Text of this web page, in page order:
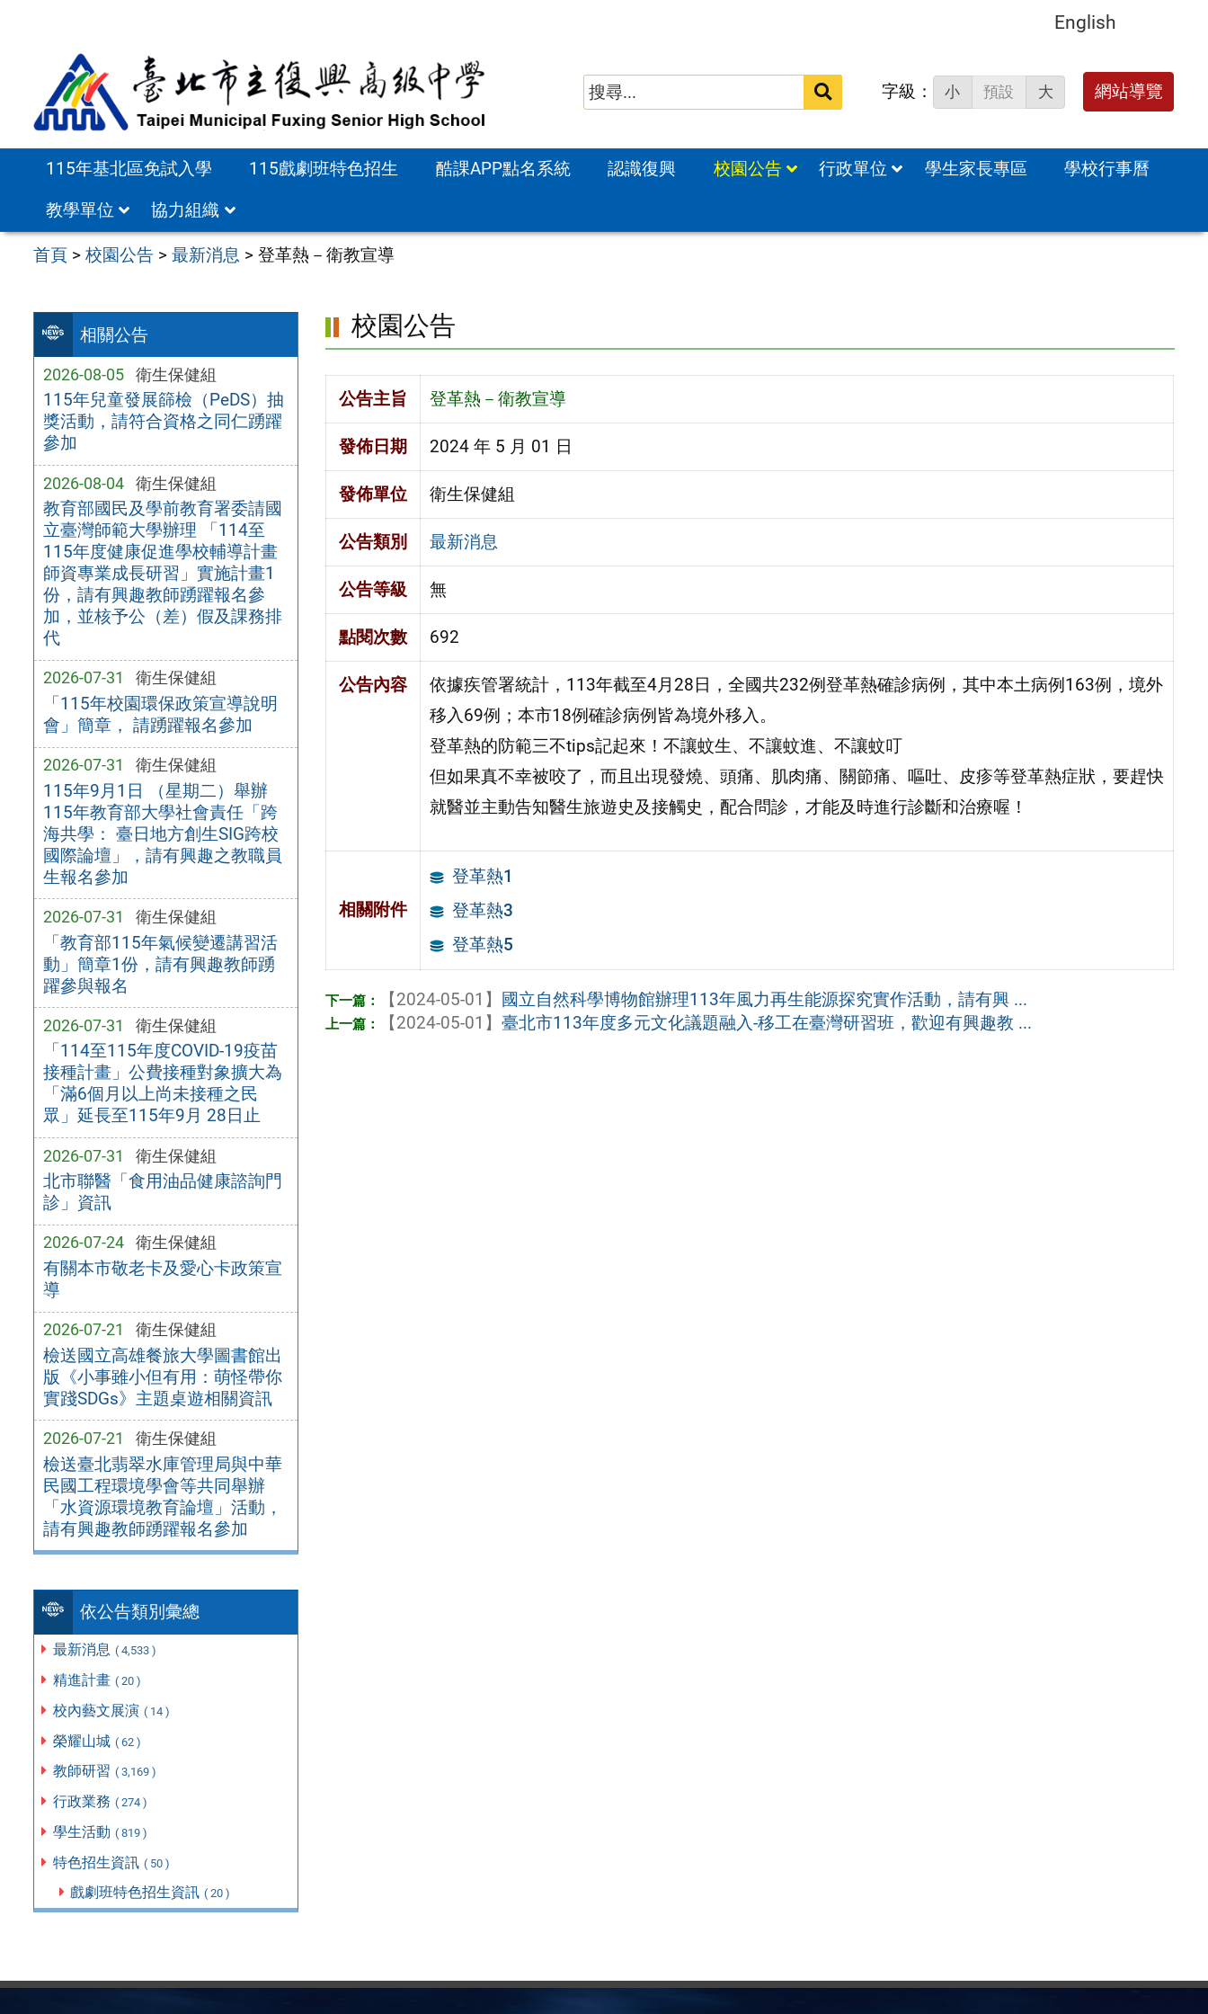
English
搜
字級： 小 預設 大 網站導覽
115年基北區免試入學 115戲劇班特色招生 酷課APP點名系統 認識復興 校園公告 行政單位 學生家長專區
學校行事曆
教學單位
協力組織
首頁 >校園公告 >最新消息 >登革熱－衛教宣導
相關公告
2026-08-05 衛生保健組
115年兒童發展篩檢（PeDS）抽
獎活動，請符合資格之同仁踴躍
參加
2026-08-04 衛生保健組
教育部國民及學前教育署委請國
立臺灣師範大學辦理 「114至
115年度健康促進學校輔導計畫
師資專業成長研習」實施計畫1
份，請有興趣教師踴躍報名參
加，並核予公（差）假及課務排
代
2026-07-31 衛生保健組
「115年校園環保政策宣導說明
會」簡章， 請踴躍報名參加
2026-07-31 衛生保健組
115年9月1日 （星期二）舉辦
115年教育部大學社會責任「跨
海共學： 臺日地方創生SIG跨校
國際論壇」，請有興趣之教職員
生報名參加
2026-07-31 衛生保健組
「教育部115年氣候變遷講習活
動」簡章1份，請有興趣教師踴
躍參與報名
2026-07-31 衛生保健組
「114至115年度COVID-19疫苗
接種計畫」公費接種對象擴大為
「滿6個月以上尚未接種之民
眾」延長至115年9月 28日止
2026-07-31 衛生保健組
北市聯醫「食用油品健康諮詢門
診」資訊
2026-07-24 衛生保健組
有關本市敬老卡及愛心卡政策宣
導
2026-07-21 衛生保健組
檢送國立高雄餐旅大學圖書館出
版《小事雖小但有用：萌怪帶你
實踐SDGs》主題桌遊相關資訊
2026-07-21 衛生保健組
檢送臺北翡翠水庫管理局與中華
民國工程環境學會等共同舉辦
「水資源環境教育論壇」活動，
請有興趣教師踴躍報名參加
依公告類別彙總
最新消息 ( 4,533 )
精進計畫 ( 20 )
校內藝文展演 ( 14 )
榮耀山城 ( 62 )
教師研習 ( 3,169 )
行政業務 ( 274 )
學生活動 ( 819 )
特色招生資訊 ( 50 )
戲劇班特色招生資訊 ( 20 )
校園公告
公告主旨 登革熱－衛教宣導
發佈日期 2024 年 5 月 01 日
發佈單位 衛生保健組
公告類別 最新消息
公告等級 無
點閱次數 692
公告內容
依據疾管署統計，113年截至4月28日，全國共232例登革熱確診病例，其中本土病例163例，境外
移入69例；本市18例確診病例皆為境外移入。
登革熱的防範三不tips記起來！不讓蚊生、不讓蚊進、不讓蚊叮
但如果真不幸被咬了，而且出現發燒、頭痛、肌肉痛、關節痛、嘔吐、皮疹等登革熱症狀，要趕快
就醫並主動告知醫生旅遊史及接觸史，配合問診，才能及時進行診斷和治療喔！
相關附件
登革熱1
登革熱3
登革熱5
【2024-05-01】 國立自然科學博物館辦理113年風力再生能源探究實作活動，請有興 ...
【2024-05-01】臺北市113年度多元文化議題融入-移工在臺灣研習班，歡迎有興趣教 ...